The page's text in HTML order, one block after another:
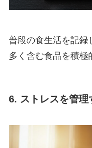
普段の食生活を記録
多く含む食品を積極
6. ストレスを管理